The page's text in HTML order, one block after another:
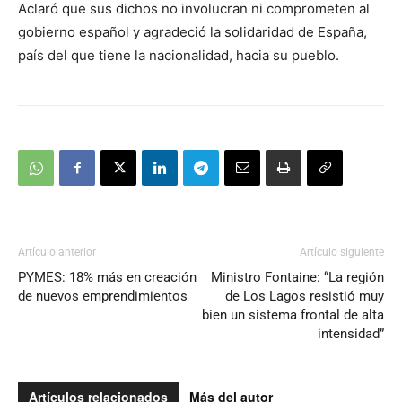
Aclaró que sus dichos no involucran ni comprometen al
gobierno español y agradeció la solidaridad de España,
país del que tiene la nacionalidad, hacia su pueblo.
Artículo anterior
PYMES: 18% más en creación
de nuevos emprendimientos
Artículo siguiente
Ministro Fontaine: “La región
de Los Lagos resistió muy
bien un sistema frontal de alta
intensidad”
Artículos relacionados Más del autor